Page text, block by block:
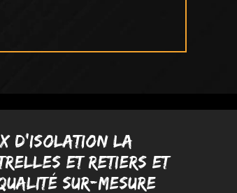
d’isolation La
Et Retiers et
sur-mesure